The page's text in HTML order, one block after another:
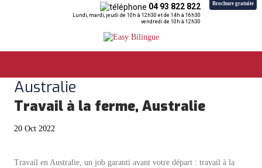
04 93 822 822
Lundi, mardi, jeudi de 10h à 12h30 et de 14h à 16h30
vendredi de 10h à 12h30
Brochure gratuite
Australie
Travail à la ferme, Australie
20 Oct 2022
Travail en Australie, un job garanti avant votre départ : travail à la